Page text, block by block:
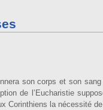
son corps et son
de l’Eucharistie
Corinthiens la nécessité